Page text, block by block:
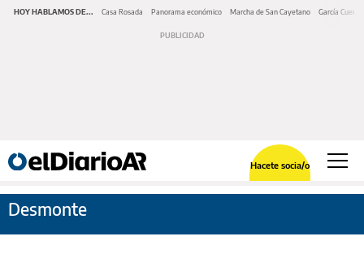
HOY HABLAMOS DE... Casa Rosada Panorama económico Marcha de San Cayetano García Cuerva
Hacete socia/o
Desmonte